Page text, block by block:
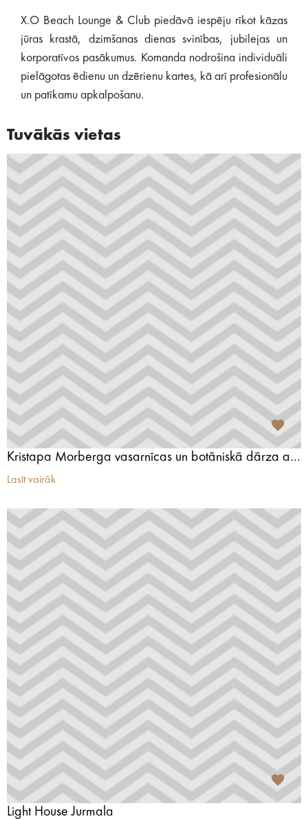
X.O Beach Lounge & Club piedāvā iespēju rīkot kāzas
jūras krastā, dzimšanas dienas svinības, jubilejas un
korporatīvos pasākumus. Komanda nodrošina individuāli
pielāgotas ēdienu un dzērienu kartes, kā arī profesionālu
un patīkamu apkalpošanu.
Tuvākās vietas
Kristapa Morberga vasarnīcas un botāniskā dārza ansamblis
Lasīt vairāk
Light House Jurmala